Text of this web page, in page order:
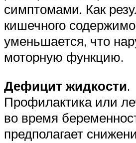
симптомами. Как
кишечного
уменьшается, что
моторную функцию.
Дефицит жидкости.
Профилактика или
во время
предполагает